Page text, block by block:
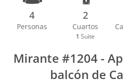
4
Personas
2
Cuartos
1 Suite
Mirante #1204 -
balcón de